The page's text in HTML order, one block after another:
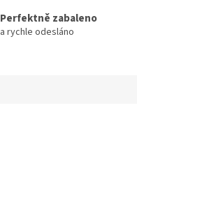
Perfektně zabaleno
a rychle odesláno